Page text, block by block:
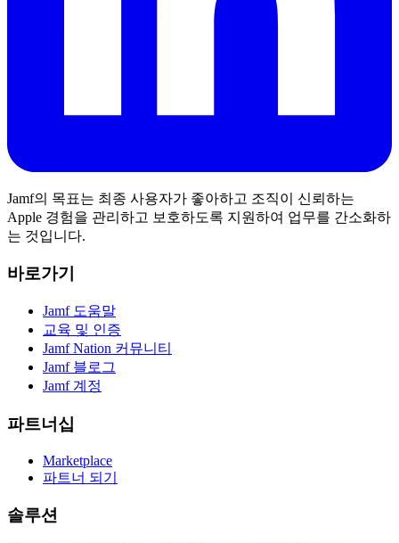
Jamf의 목표는 최종 사용자가 좋아하고 조직이 신뢰하는
Apple 경험을 관리하고 보호하도록 지원하여 업무를 간소화하
는 것입니다.
바로가기
Jamf 도움말
교육 및 인증
Jamf Nation 커뮤니티
Jamf 블로그
Jamf 계정
파트너십
Marketplace
파트너 되기
솔루션